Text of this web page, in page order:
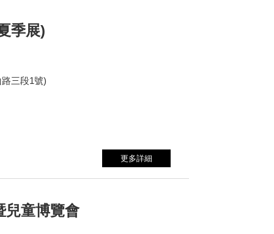
季展)
三段1號)
更多詳細
兒童博覽會